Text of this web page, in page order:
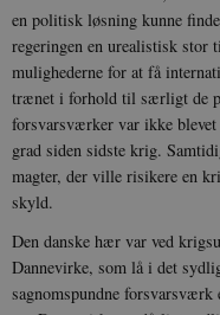
en politisk løsning kunne
regeringen en urealistisk
mulighederne for at få
trænet i forhold til særligt de
forsvarsværker var ikke
grad siden sidste krig.
magter, der ville risikere en
skyld.
Den danske hær var ved
Dannevirke, som lå i det
sagnomspundne